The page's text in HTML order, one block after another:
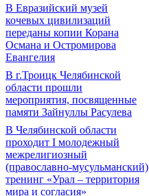
В Евразийский музей
кочевых цивилизаций
переданы копии Корана
Османа и Остромирова
Евангелия
В г.Троицк Челябинской
области прошли
мероприятия, посвященные
памяти Зайнуллы Расулева
В Челябинской области
проходит I молодежный
межрелигиозный
(православно-мусульманский)
тренинг «Урал – территория
мира и согласия»